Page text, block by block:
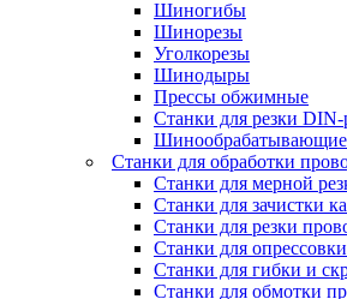
Шиногибы
Шинорезы
Уголкорезы
Шинодыры
Прессы обжимные
Станки для резки DIN-
Станки для обработки
Станки для мерной
Станки для зачистки
Станки для резки
Станки для
Станки для гибки и
Станки для обмотки